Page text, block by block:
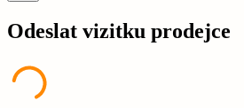
Odeslat vizitku prodejce